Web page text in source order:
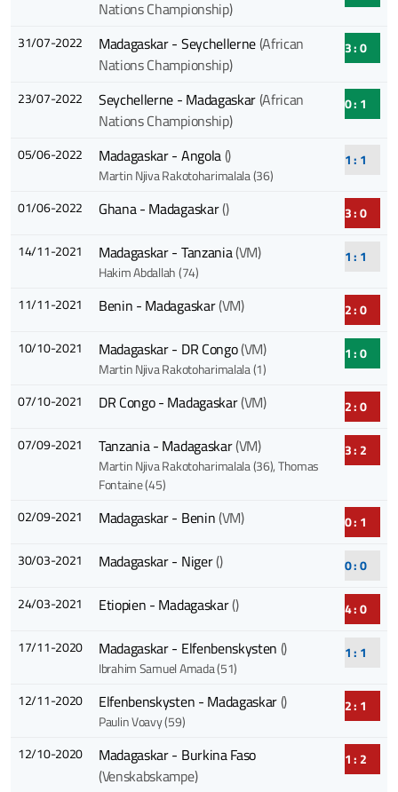
Nations Championship)
31/07-2022 Madagaskar - Seychellerne(African
Nations Championship)
3 : 0
23/07-2022 Seychellerne - Madagaskar(African
Nations Championship)
0 : 1
05/06-2022 Madagaskar - Angola()
Martin Njiva Rakotoharimalala (36)
1 : 1
01/06-2022 Ghana - Madagaskar() 3 : 0
14/11-2021 Madagaskar - Tanzania(VM)
Hakim Abdallah (74)
1 : 1
11/11-2021 Benin - Madagaskar(VM) 2 : 0
10/10-2021 Madagaskar - DR Congo(VM)
Martin Njiva Rakotoharimalala (1)
1 : 0
07/10-2021 DR Congo - Madagaskar(VM) 2 : 0
07/09-2021 Tanzania - Madagaskar(VM)
Martin Njiva Rakotoharimalala (36), Thomas
Fontaine (45)
3 : 2
02/09-2021 Madagaskar - Benin(VM) 0 : 1
30/03-2021 Madagaskar - Niger() 0 : 0
24/03-2021 Etiopien - Madagaskar() 4 : 0
17/11-2020 Madagaskar - Elfenbenskysten ()
Ibrahim Samuel Amada (51)
1 : 1
12/11-2020 Elfenbenskysten - Madagaskar()
Paulin Voavy (59)
2 : 1
12/10-2020
Madagaskar - Burkina Faso
(Venskabskampe)
1 : 2